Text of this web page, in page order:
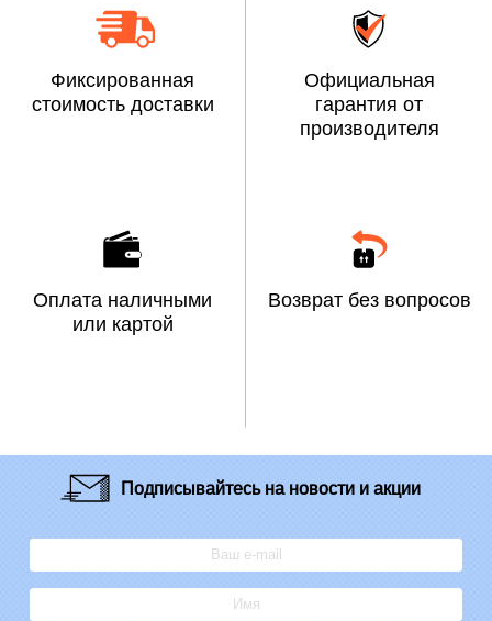
Фиксированная
стоимость доставки
Официальная
гарантия от
производителя
Оплата наличными
или картой
Возврат без вопросов
Подписывайтесьна новости и акции